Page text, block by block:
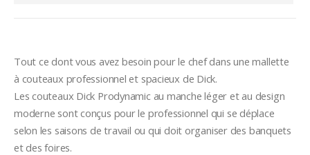
Tout ce dont vous avez besoin pour le chef dans une mallette
à couteaux professionnel et spacieux de Dick.
Les couteaux Dick Prodynamic au manche léger et au design
moderne sont conçus pour le professionnel qui se déplace
selon les saisons de travail ou qui doit organiser des banquets
et des foires.